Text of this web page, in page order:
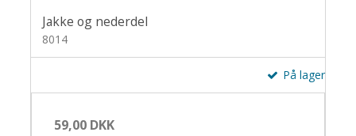
Jakke og nederdel
8014
På lager
59,00 DKK